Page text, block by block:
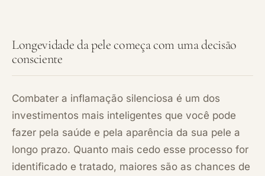
Longevidade da pele começa com uma decisão
consciente
Combater a inflamação silenciosa é um dos
investimentos mais inteligentes que você pode
fazer pela saúde e pela aparência da sua pele a
longo prazo. Quanto mais cedo esse processo for
identificado e tratado, maiores são as chances de